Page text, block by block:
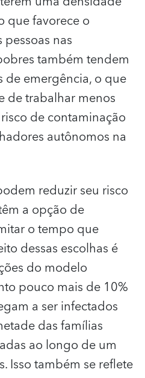
que favorece o
pessoas nas
também tendem
de emergência, o que
de trabalhar menos
de contaminação
autônomos na
reduzir seu risco
a opção de
o tempo que
dessas escolhas é
do modelo
pouco mais de 10%
a ser infectados
das famílias
ao longo de um
Isso também se reflete